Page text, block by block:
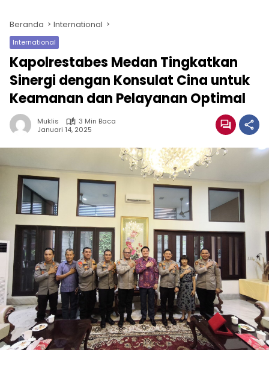
Beranda International
International
Kapolrestabes Medan Tingkatkan
Sinergi dengan Konsulat Cina untuk
Keamanan dan Pelayanan Optimal
Muklis
3 Min Baca
Januari 14, 2025